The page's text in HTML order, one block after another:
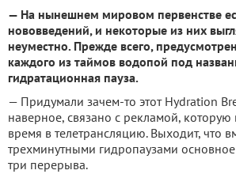
— На нынешнем мировом первенстве
нововведений, и некоторые из них
неуместно. Прежде всего,
каждого из таймов водопой под
гидратационная пауза.
— Придумали зачем-то этот Hydration
наверное, связано с рекламой, которую
время в телетрансляцию. Выходит, что
трехминутными гидропаузами
три перерыва.